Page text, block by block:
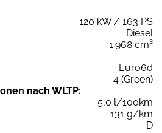
120 kW / 163 PS
Diesel
1.968 cm³
Euro6d
4 (Green)
nach WLTP:
5,0 l/100km
131 g/km
D